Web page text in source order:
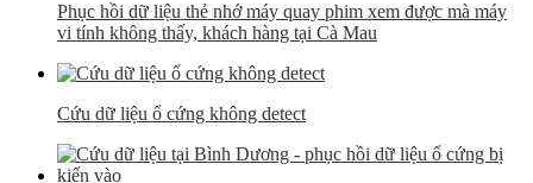
Phục hồi dữ liệu thẻ nhớ máy quay phim xem được mà máy
vi tính không thấy, khách hàng tại Cà Mau
Cứu dữ liệu ổ cứng không detect